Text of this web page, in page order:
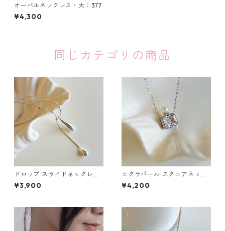
オーバルネックレス・大：377
¥4,300
同じカテゴリの商品
ドロップ スライドネックレ
ス：678
¥3,900
エクラパール スクエアネック
レス：674
¥4,200